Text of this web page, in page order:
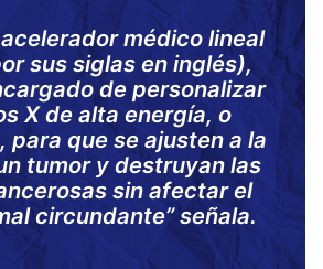
médico lineal
sus siglas en inglés),
de personalizar
X de alta energía, o
para que se ajusten a la
tumor y destruyan las
sin afectar el
circundante” señala.